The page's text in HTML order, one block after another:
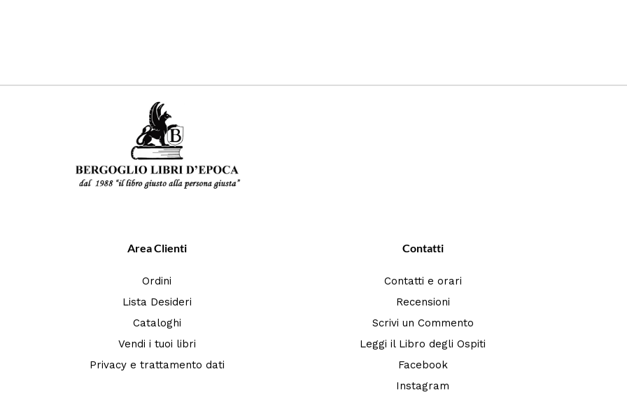
Area Clienti
Ordini
Lista Desideri
Cataloghi
Vendi i tuoi libri
Privacy e trattamento dati
Contatti
Contatti e orari
Recensioni
Scrivi un Commento
Leggi il Libro degli Ospiti
Facebook
Instagram